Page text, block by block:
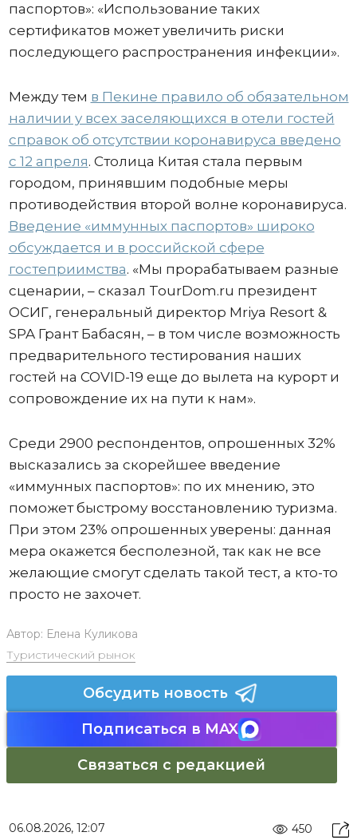
паспортов»: «Использование таких
сертификатов может увеличить риски
последующего распространения инфекции».
Между тем в Пекине правило об обязательном
наличии у всех заселяющихся в отели гостей
справок об отсутствии коронавируса введено
с 12 апреля. Столица Китая стала первым
городом, принявшим подобные меры
противодействия второй волне коронавируса.
Введение «иммунных паспортов» широко
обсуждается и в российской сфере
гостеприимства. «Мы прорабатываем разные
сценарии, – сказал TourDom.ru президент
ОСИГ, генеральный директор Mriya Resort &
SPA Грант Бабасян, – в том числе возможность
предварительного тестирования наших
гостей на COVID-19 еще до вылета на курорт и
сопровождение их на пути к нам».
Среди 2900 респондентов, опрошенных 32%
высказались за скорейшее введение
«иммунных паспортов»: по их мнению, это
поможет быстрому восстановлению туризма.
При этом 23% опрошенных уверены: данная
мера окажется бесполезной, так как не все
желающие смогут сделать такой тест, а кто-то
просто не захочет.
Автор: Елена Куликова
Туристический рынок
Обсудить новость
Подписаться в MAX
Связаться с редакцией
06.08.2026, 12:07 450